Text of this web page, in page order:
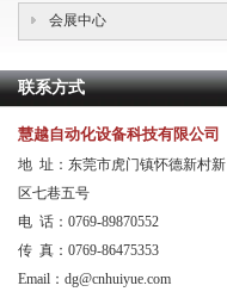
会展中心
联系方式
慧越自动化设备科技有限公司
地 址：东莞市虎门镇怀德新村新
区七巷五号
电 话：0769-89870552
传 真：0769-86475353
Email： dg@cnhuiyue.com